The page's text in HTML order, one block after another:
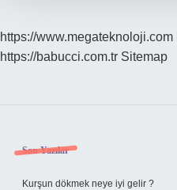
https://www.megateknoloji.com
https://babucci.com.tr Sitemap
Sidebar
Son Yazılar
Kurşun dökmek neye iyi gelir ?